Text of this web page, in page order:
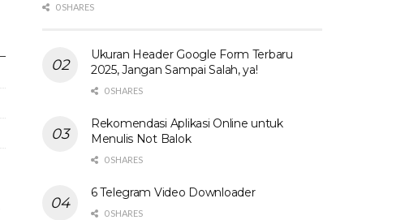
0 SHARES
Ukuran Header Google Form Terbaru
2025, Jangan Sampai Salah, ya!
0 SHARES
Rekomendasi Aplikasi Online untuk
Menulis Not Balok
0 SHARES
6 Telegram Video Downloader
0 SHARES